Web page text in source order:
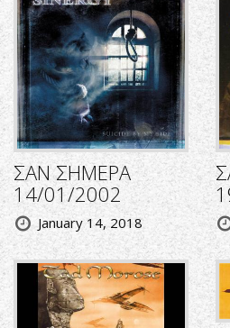
ΣΑΝ ΣΗΜΕΡΑ
14/01/2002
January 14, 2018